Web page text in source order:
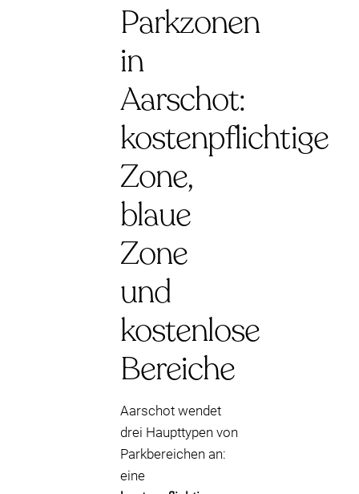
Parkzonen
in
Aarschot:
kostenpflichtige
Zone,
blaue
Zone
und
kostenlose
Bereiche
Aarschot wendet
drei Haupttypen von
Parkbereichen an:
eine